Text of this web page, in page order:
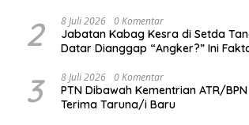
2 8 Juli 2026 0 Komentar
Jabatan Kabag Kesra di Setda
Datar Dianggap “Angker?” Ini
3 8 Juli 2026 0 Komentar
PTN Dibawah Kementrian ATR/BPN
Terima Taruna/i Baru